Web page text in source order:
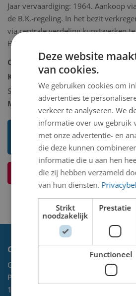
Jaar vervaardiging: 1964. Aankoop via
de B.K.-regeling. In het bezit
via centrale verdeling kunstwerken te
Bergen.
Collectie: Kunstcollectie
Kunstcollectie omschrijving:
Schilderij/tekening/grafiek/foto/
Model 2D/3D: 2D binnen
Toon mij meer werken van
Cornelis (Kees) Jansen
Ik weet meer over dit kunstwerk
Contact
Gemeente Velsen
Postbus 465
1970 AL
Deze website
van cookies.
We gebruiken cookies om
advertenties te
verkeer te analyseren. We
informatie over uw gebruik
met onze advertentie- en
die deze kunnen
informatie die u aan hen
die zij hebben verzameld
van hun diensten.
Strikt
noodzakelijk
Prestatie
Functioneel